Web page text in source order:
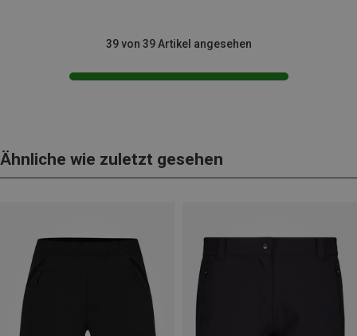
39 von 39 Artikel angesehen
Ähnliche wie zuletzt gesehen